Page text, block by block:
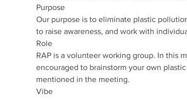
Purpose
Our purpose is to eliminate plastic
to raise awareness, and work with
Role
RAP is a volunteer working group. In this
encouraged to brainstorm your own
mentioned in the meeting.
Vibe